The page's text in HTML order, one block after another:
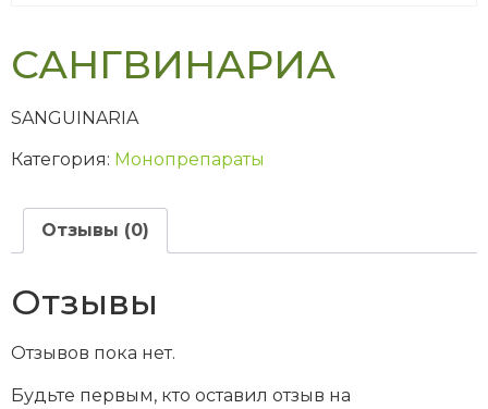
САНГВИНАРИА
SANGUINARIA
Категория: Монопрепараты
Отзывы (0)
Отзывы
Отзывов пока нет.
Будьте первым, кто оставил отзыв на